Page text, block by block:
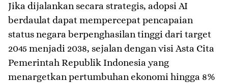
Jika dijalankan secara strategis, adopsi AI
berdaulat dapat mempercepat pencapaian
status negara berpenghasilan tinggi dari target
2045 menjadi 2038, sejalan dengan visi Asta Cita
Pemerintah Republik Indonesia yang
menargetkan pertumbuhan ekonomi hingga 8%